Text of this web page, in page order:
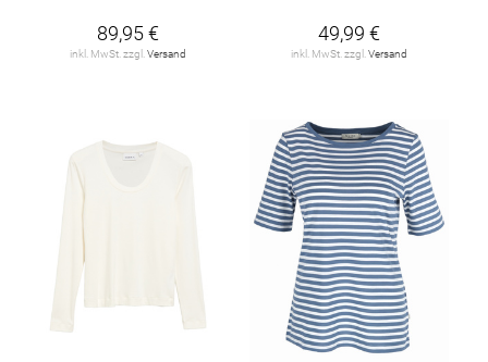
89,95 €
inkl. MwSt. zzgl. Versand
49,99 €
inkl. MwSt. zzgl. Versand